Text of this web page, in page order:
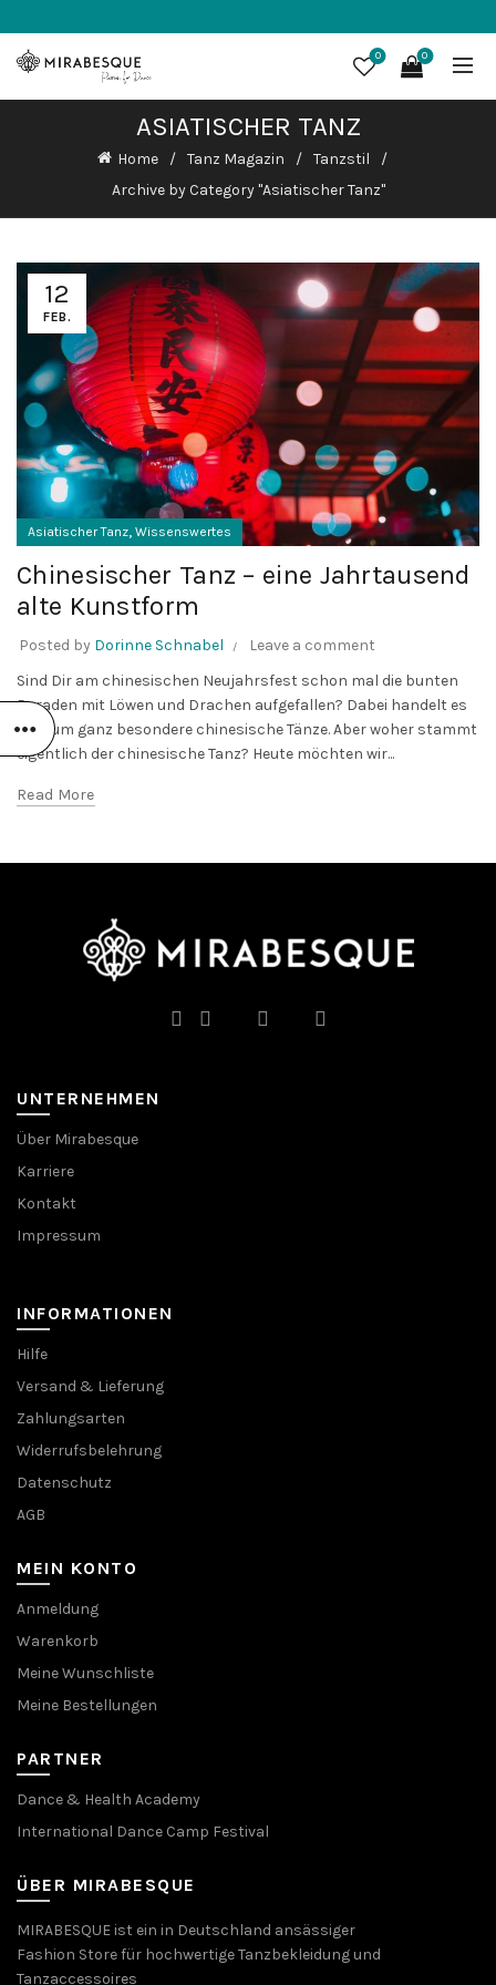
0 0
ASIATISCHER TANZ
Home Tanz Magazin
Tanzstil
Archive by Category "Asiatischer Tanz"
12
FEB.
Asiatischer Tanz, Wissenswertes
Chinesischer Tanz – eine Jahrtausend
alte Kunstform
Posted by Dorinne Schnabel
Leave a comment
Sind Dir am chinesischen Neujahrsfest schon mal die bunten
Paraden mit Löwen und Drachen aufgefallen? Dabei handelt es
sich um ganz besondere chinesische Tänze. Aber woher stammt
eigentlich der chinesische Tanz? Heute möchten wir...
Read More
UNTERNEHMEN
Über Mirabesque
Karriere
Kontakt
Impressum
INFORMATIONEN
Hilfe
Versand & Lieferung
Zahlungsarten
Widerrufsbelehrung
Datenschutz
AGB
MEIN KONTO
Anmeldung
Warenkorb
Meine Wunschliste
Meine Bestellungen
PARTNER
Dance & Health Academy
International Dance Camp Festival
ÜBER MIRABESQUE
MIRABESQUE ist ein in Deutschland ansässiger
Fashion Store für hochwertige Tanzbekleidung und
Tanzaccessoires